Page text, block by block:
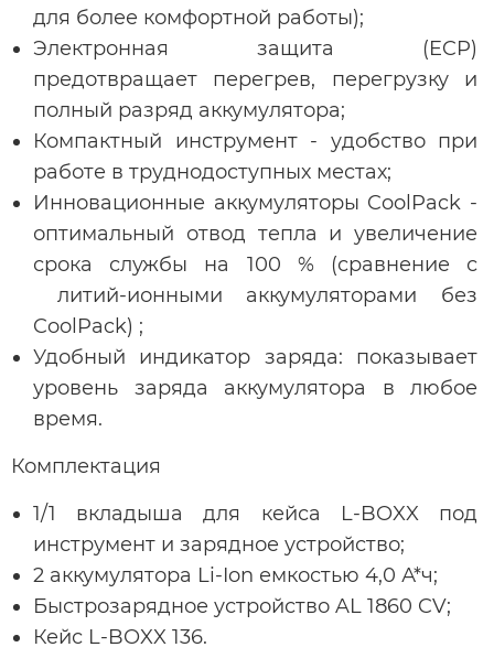
для более комфортной работы);
Электронная защита (ECP)
предотвращает перегрев, перегрузку и
полный разряд аккумулятора;
Компактный инструмент - удобство при
работе в труднодоступных местах;
Инновационные аккумуляторы CoolPack -
оптимальный отвод тепла и увеличение
срока службы на 100 % (сравнение с
литий-ионными аккумуляторами без
CoolPack) ;
Удобный индикатор заряда: показывает
уровень заряда аккумулятора в любое
время.
Комплектация
1/1 вкладыша для кейса L-BOXX под
инструмент и зарядное устройство;
2 аккумулятора Li-Ion емкостью 4,0 А*ч;
Быстрозарядное устройство AL 1860 CV;
Кейс L-BOXX 136.